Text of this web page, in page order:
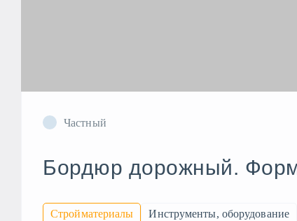
Частный
Бордюр дорожный.
Стройматериалы Инструменты, оборудование